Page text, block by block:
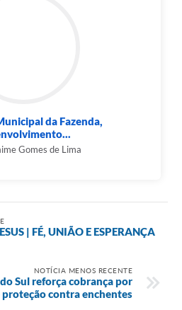
da Fazenda,
Gomes de Lima
| FÉ, UNIÃO E ESPERANÇA
NOTÍCIA MENOS RECENTE
Sul reforça cobrança por
proteção contra enchentes